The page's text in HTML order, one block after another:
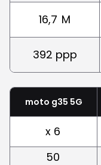
16,7 M
392 ppp
moto g35 5G
x 6
50